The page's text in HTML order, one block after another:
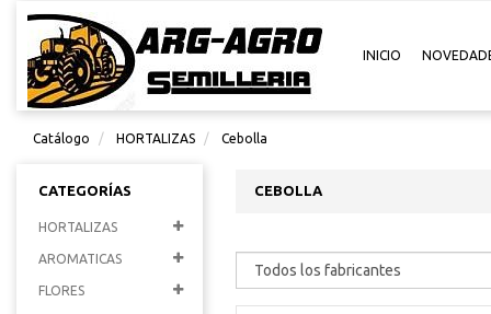
INICIO
Catálogo HORTALIZAS Cebolla
CATEGORÍAS
HORTALIZAS
AROMATICAS
FLORES
CEBOLLA